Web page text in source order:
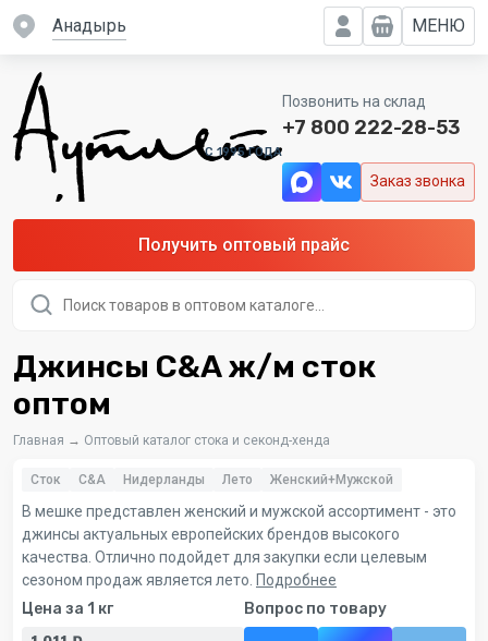
Анадырь МЕНЮ
C 1995 ГОДА
Позвонить на склад
+7 800 222-28-53
Заказ звонка
Получить оптовый прайс
товаров
Джинсы C&A ж/м сток
оптом
Главная → Оптовый каталог стока и секонд-хенда
Сток C&A Нидерланды Лето Женский+Мужской
В мешке представлен женский и мужской ассортимент - это
джинсы актуальных европейских брендов высокого
качества. Отлично подойдет для закупки если целевым
сезоном продаж является лето. Подробнее
Цена за 1 кг Вопрос по товару